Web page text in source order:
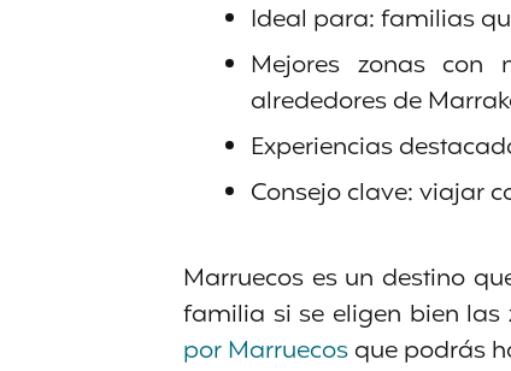
Ideal para: familias
Mejores zonas con
alrededores de
Experiencias
Consejo clave: viajar
Marruecos es un destino
familia si se eligen bien las
por Marruecosque podrás